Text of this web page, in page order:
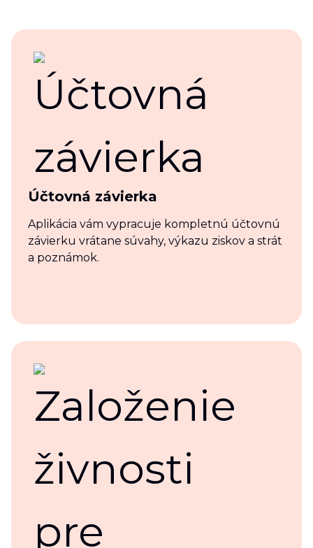
Účtovná závierka
Aplikácia vám vypracuje kompletnú účtovnú
závierku vrátane súvahy, výkazu ziskov a strát
a poznámok.